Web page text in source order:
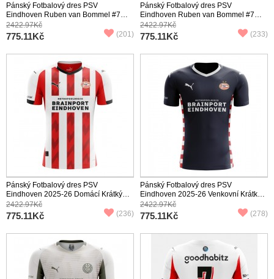
Pánský Fotbalový dres PSV
Eindhoven Ruben van Bommel #7
2026-27 Venkovní Krátký Rukáv
2422.97Kč
775.11Kč (201)
Pánský Fotbalový dres PSV
Eindhoven Ruben van Bommel #7
2026-27 Třetí Krátký Rukáv
2422.97Kč
775.11Kč (233)
Pánský Fotbalový dres PSV
Eindhoven 2025-26 Domácí Krátký
Rukáv
2422.97Kč
775.11Kč (236)
Pánský Fotbalový dres PSV
Eindhoven 2025-26 Venkovní Krátký
Rukáv
2422.97Kč
775.11Kč (278)